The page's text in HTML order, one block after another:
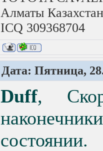
Алматы Казахстан
ICQ 309368704
Дата: Пятница,
Duff,
состоянии.